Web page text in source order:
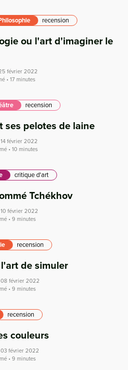
recension
ou l'art d'imaginer le
février 2022
• 17 minutes
recension
ses pelotes de laine
février 2022
• 10 minutes
critique d'art
Tchékhov
février 2022
• 9 minutes
recension
de simuler
08 février 2022
• 9 minutes
recension
couleurs
03 février 2022
• 9 minutes